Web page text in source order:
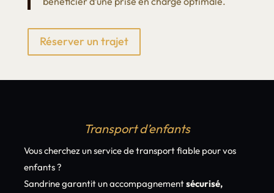
Réserver un trajet
Transport d’enfants
Vous cherchez un service de transport fiable pour vos
enfants ?
Sandrine garantit un accompagnementsécurisé,